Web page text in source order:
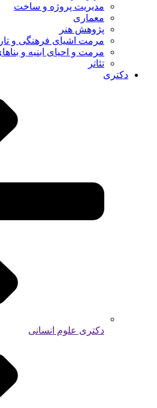
مدیریت پروژه و ساخت
معماری
پژوهش هنر
مرمت اشیای فرهنگی و
مرمت و احیای ابنیه و
تئاتر
دکتری
دکتری علوم انسانی